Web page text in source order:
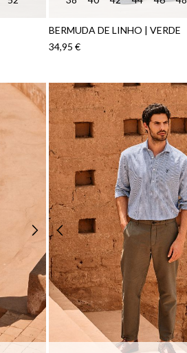
BERMUDA DE LINHO | VERDE
34,95 €